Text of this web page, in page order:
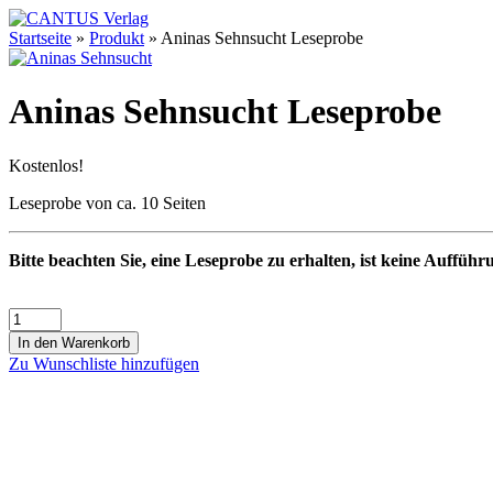
Startseite » Produkt » Aninas Sehnsucht Leseprobe
Aninas Sehnsucht Leseprobe
Kostenlos!
Leseprobe von ca. 10 Seiten
Bitte beachten Sie, eine Leseprobe zu erhalten, ist keine
In den Warenkorb
Zu Wunschliste hinzufügen